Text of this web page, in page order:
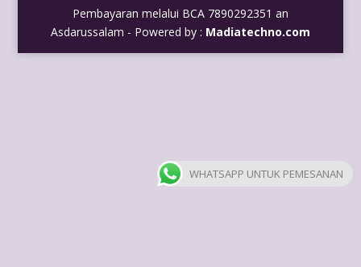
Pembayaran melalui BCA 7890292351 an
Asdarussalam - Powered by : Madiatechno.com
WHATSAPP UNTUK PEMESANAN